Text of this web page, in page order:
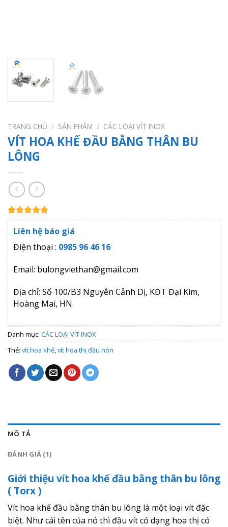
TRANG CHỦ / SẢN PHẨM / CÁC LOẠI VÍT INOX
VÍT HOA KHẾ ĐẦU BẰNG THÂN BU
LÔNG
5.00trên 5
dựa trên
1
đánh giá
Liên hệ báo giá
Điện thoại : 0985 96 46 16
Email: bulongviethan@gmail.com
Địa chỉ: Số 100/B3 Nguyễn Cảnh Dị, KĐT Đại Kim,
Hoàng Mai, HN.
Danh mục: CÁC LOẠI VÍT INOX
Thẻ: vít hoa khế,vít hoa thị đầu nón
MÔ TẢ
ĐÁNH GIÁ (1)
Giới thiệu vít hoa khế đầu bằng thân bu lông
( Torx )
Vít hoa khế đầu bằng thân bu lông là một loại vít đặc
biệt. Như cái tên của nó thì đầu vít có dạng hoa thị có